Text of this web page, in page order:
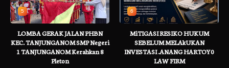
5
LOMBA GERAK JALAN PHBN
KEC. TANJUNGANOM SMP Negeri
1 TANJUNGANOM Kerahkan 8
Pleton
6
MiTIGASI RESIKO HUKUM
SEBELUM MELAkUKAN
INVESTASI .ANANG HARTOY0
LAW FIRM